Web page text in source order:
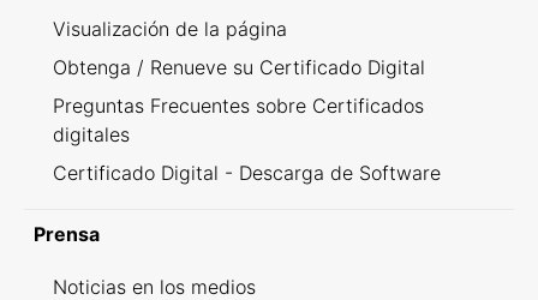
Visualización de la página
Obtenga / Renueve su Certificado Digital
Preguntas Frecuentes sobre Certificados
digitales
Certificado Digital - Descarga de Software
Prensa
Noticias en los medios